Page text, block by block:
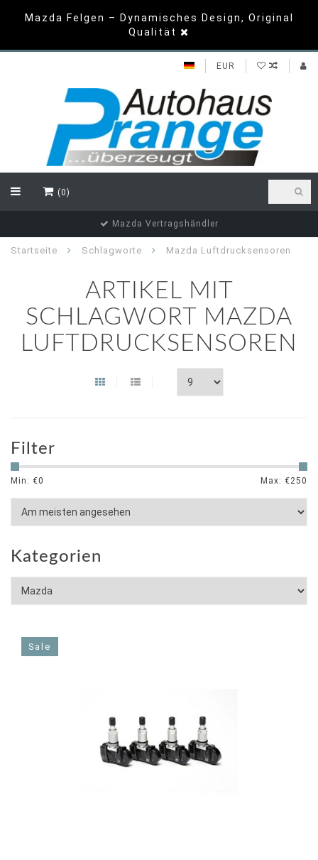
Mazda Felgen – Dynamisches Design, Original
Qualität
EUR
(0)
Mazda Vertragshändler
Startseite Schlagworte Mazda Luftdrucksensoren
ARTIKEL MIT
SCHLAGWORT MAZDA
LUFTDRUCKSENSOREN
Filter
Min: €0 Max: €250
Kategorien
Sale